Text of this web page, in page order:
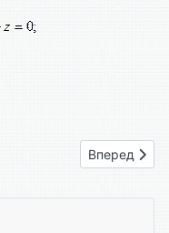
и полный Следующий:
Вперед